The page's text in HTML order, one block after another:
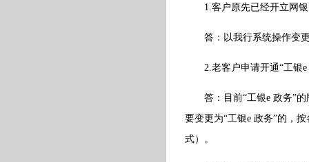
1.客户原先已经开立网
答：以我行系统操作变更
2.老客户申请开通“工银e
答：目前“工银e 政务”的
要变更为“工银e 政务”的，
式）。